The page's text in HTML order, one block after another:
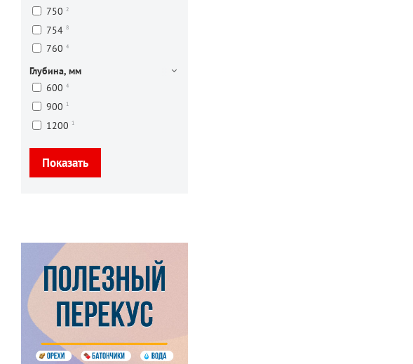
750 2
754 8
760 4
Глубина, мм
600 4
900 1
1200 1